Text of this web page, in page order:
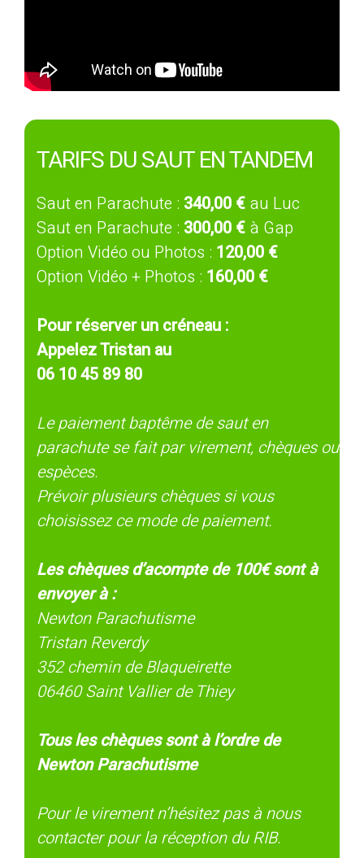
TARIFS DU SAUT EN TANDEM
Saut en Parachute : 340,00 € au Luc
Saut en Parachute : 300,00 € à Gap
Option Vidéo ou Photos : 120,00 €
Option Vidéo + Photos : 160,00 €
Pour réserver un créneau :
Appelez Tristan au
06 10 45 89 80
Le paiement baptême de saut en
parachute se fait par virement, chèques ou
espèces.
Prévoir plusieurs chèques si vous
choisissez ce mode de paiement.
Les chèques d’acompte de 100€ sont à
envoyer à :
Newton Parachutisme
Tristan Reverdy
352 chemin de Blaqueirette
06460 Saint Vallier de Thiey
Tous les chèques sont à l’ordre de
Newton Parachutisme
Pour le virement n’hésitez pas à nous
contacter pour la réception du RIB.